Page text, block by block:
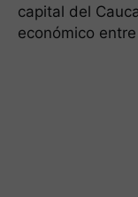
capital del
económico